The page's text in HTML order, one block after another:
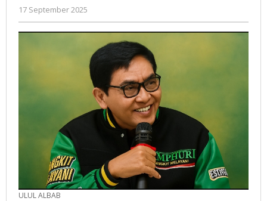
17 September 2025
Gatot
Susanto
ULUL ALBAB